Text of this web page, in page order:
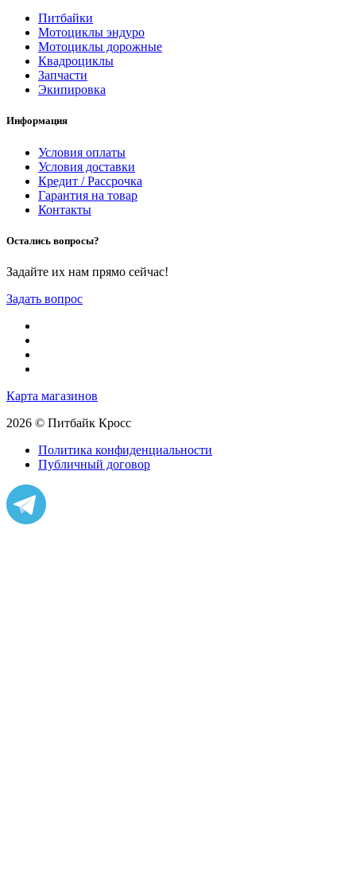
Питбайки
Мотоциклы эндуро
Мотоциклы дорожные
Квадроциклы
Запчасти
Экипировка
Информация
Условия оплаты
Условия доставки
Кредит / Рассрочка
Гарантия на товар
Контакты
Остались вопросы?
Задайте их нам прямо сейчас!
Задать вопрос
Карта магазинов
2026 © Питбайк Кросс
Политика конфиденциальности
Публичный договор